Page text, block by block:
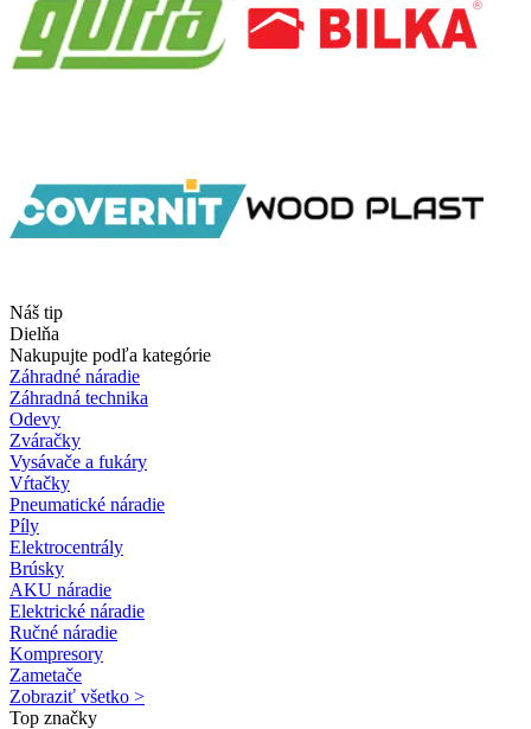
Náš tip
Dielňa
Nakupujte podľa kategórie
Záhradné náradie
Záhradná technika
Odevy
Zváračky
Vysávače a fukáry
Vŕtačky
Pneumatické náradie
Píly
Elektrocentrály
Brúsky
AKU náradie
Elektrické náradie
Ručné náradie
Kompresory
Zametače
Zobraziť všetko >
Top značky